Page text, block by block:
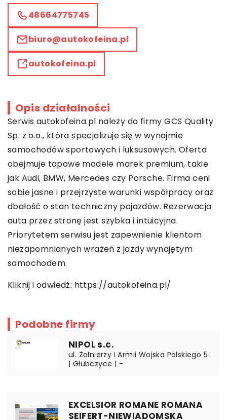
48664775745
biuro@autokofeina.pl
autokofeina.pl
Opis działalności
Serwis autokofeina.pl należy do firmyGCS Quality
Sp. z o.o., która specjalizuje się w wynajmie
samochodów sportowych i luksusowych. Oferta
obejmuje topowe modele marek premium, takie
jak Audi, BMW, Mercedes czy Porsche. Firma ceni
sobie jasne i przejrzyste warunki współpracy oraz
dbałość o stan techniczny pojazdów. Rezerwacja
auta przez stronę jest szybka i intuicyjna.
Priorytetem serwisu jest zapewnienie klientom
niezapomnianych wrażeń z jazdy wynajętym
samochodem.
Kliknij i odwiedź: https://autokofeina.pl/
Podobne firmy
NIPOL s.c.
ul. Żołnierzy I Armii Wojska Polskiego 5
| Głubczyce | -
EXCELSIOR ROMANE ROMANA
SEIFERT-NIEWIADOMSKA